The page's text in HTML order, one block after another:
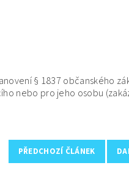
§ 1837 občanského
nebo pro jeho osobu
PŘEDCHOZÍ ČLÁNEK